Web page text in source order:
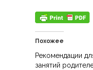
Похожее
Рекомендации
занятий